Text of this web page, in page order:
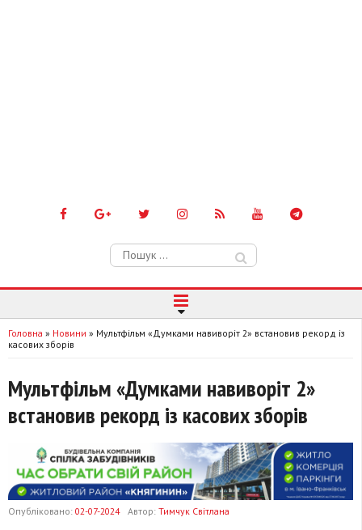
Пошук:
Головна » Новини » Мультфільм «Думками навиворіт 2» встановив рекорд із
касових зборів
Мультфільм «Думками навиворіт 2»
встановив рекорд із касових зборів
Опубліковано: 02-07-2024 Автор: Тимчук Світлана